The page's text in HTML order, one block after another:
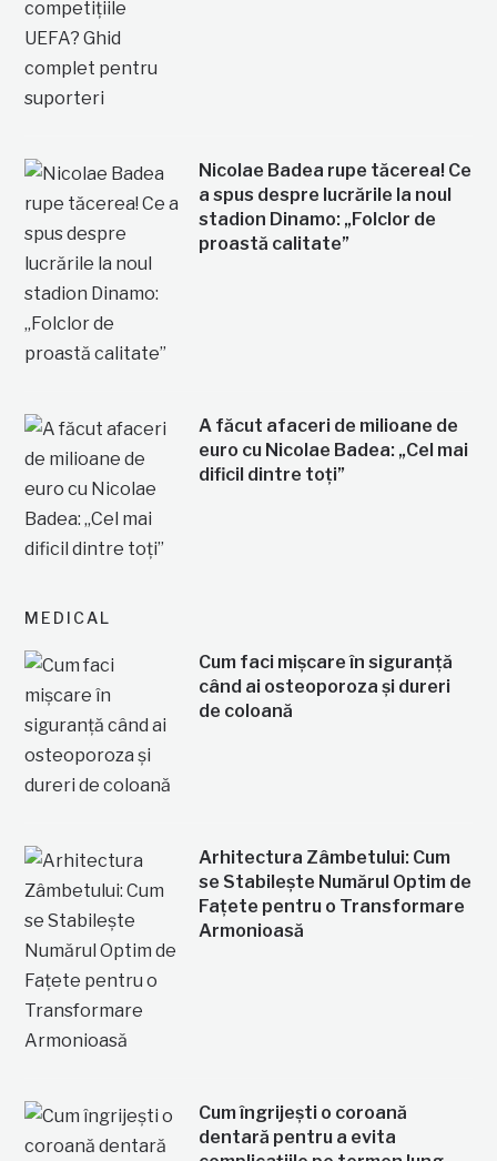
Nicolae Badea rupe tăcerea! Ce
a spus despre lucrările la noul
stadion Dinamo: „Folclor de
proastă calitate”
A făcut afaceri de milioane de
euro cu Nicolae Badea: „Cel mai
dificil dintre toți”
MEDICAL
Cum faci mișcare în siguranță
când ai osteoporoza și dureri
de coloană
Arhitectura Zâmbetului: Cum
se Stabilește Numărul Optim de
Fațete pentru o Transformare
Armonioasă
Cum îngrijești o coroană
dentară pentru a evita